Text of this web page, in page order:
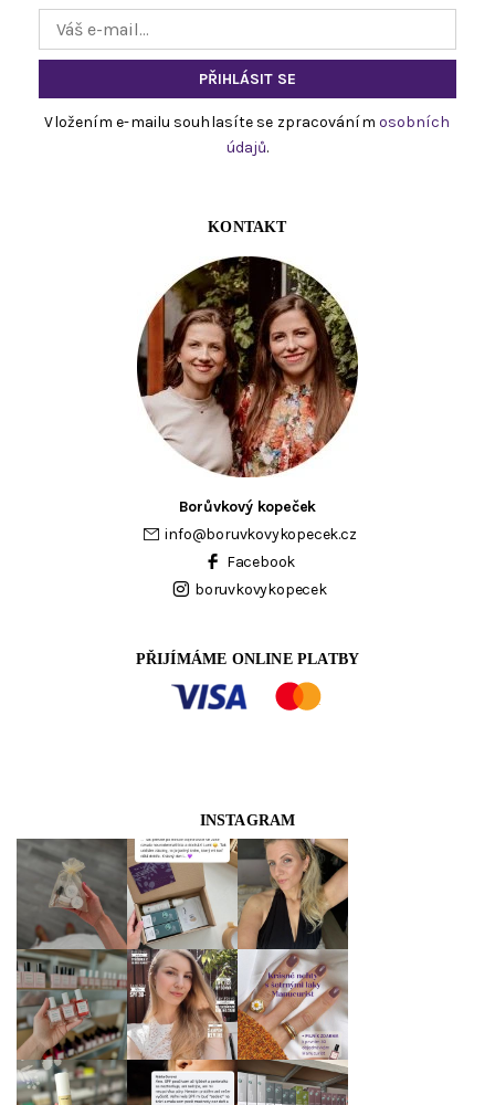
Vložením e-mailu souhlasíte se zpracováním osobních
údajů.
KONTAKT
Borůvkový kopeček
info@boruvkovykopecek.cz
Facebook
boruvkovykopecek
PŘIJÍMÁME ONLINE PLATBY
INSTAGRAM